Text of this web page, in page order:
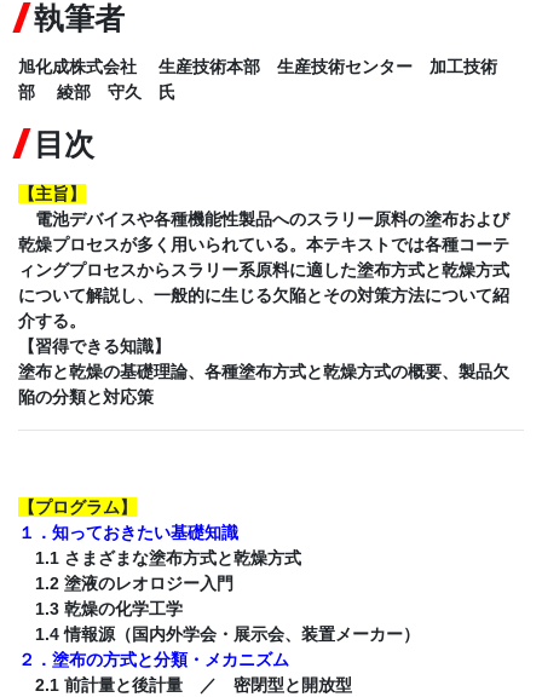
執筆者
旭化成株式会社 生産技術本部 生産技術センター 加工技術
部 綾部 守久 氏
目次
【主旨】
電池デバイスや各種機能性製品へのスラリー原料の塗布および
乾燥プロセスが多く用いられている。本テキストでは各種コーテ
ィングプロセスからスラリー系原料に適した塗布方式と乾燥方式
について解説し、一般的に生じる欠陥とその対策方法について紹
介する。
【習得できる知識】
塗布と乾燥の基礎理論、各種塗布方式と乾燥方式の概要、製品欠
陥の分類と対応策
【プログラム】
１．知っておきたい基礎知識
1.1 さまざまな塗布方式と乾燥方式
1.2 塗液のレオロジー入門
1.3 乾燥の化学工学
1.4 情報源（国内外学会・展示会、装置メーカー）
２．塗布の方式と分類・メカニズム
2.1 前計量と後計量 ／ 密閉型と開放型